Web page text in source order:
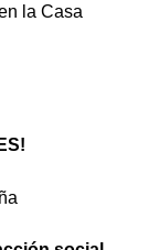
la Casa